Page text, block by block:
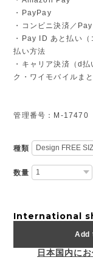
・PayPay
・コンビニ決済／
・Pay ID あと払い
払い方法
・キャリア決済（d
ク・ワイモバイルま
管理番号：M-17470
種類
数量
International
Add
日本国内に